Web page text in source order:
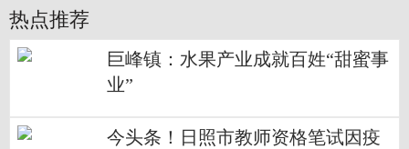
热点推荐
巨峰镇：水果产业成就百姓“甜蜜事
业”
今头条！日照市教师资格笔试因疫